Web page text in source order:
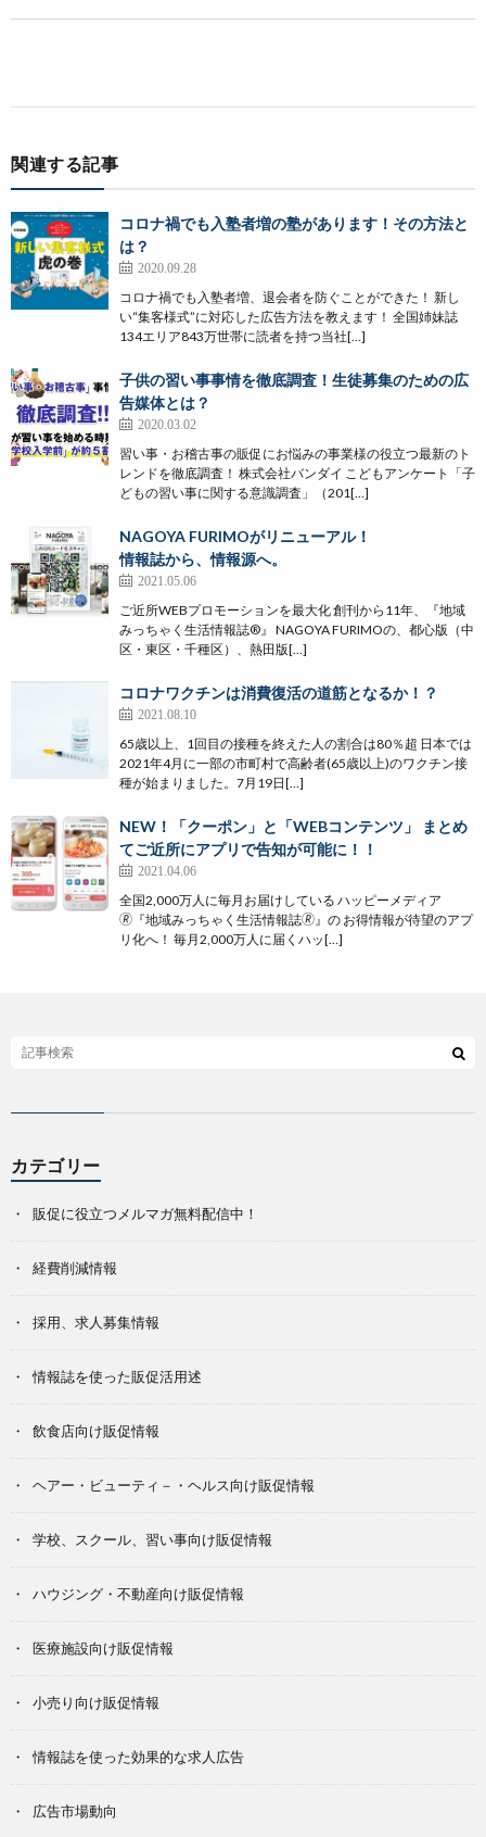
関連する記事
コロナ禍でも入塾者増の塾があります！その方法と
は？
2020.09.28
コロナ禍でも入塾者増、退会者を防ぐことができた！ 新し
い“集客様式”に対応した広告方法を教えます！ 全国姉妹誌
134エリア843万世帯に読者を持つ当社[…]
子供の習い事事情を徹底調査！生徒募集のための広
告媒体とは？
2020.03.02
習い事・お稽古事の販促にお悩みの事業様の役立つ最新のト
レンドを徹底調査！ 株式会社バンダイ こどもアンケート「子
どもの習い事に関する意識調査」（201[…]
NAGOYA FURIMOがリニューアル！
情報誌から、情報源へ。
2021.05.06
ご近所WEBプロモーションを最大化 創刊から11年、『地域
みっちゃく生活情報誌®』 NAGOYA FURIMOの、都心版（中
区・東区・千種区）、熱田版[…]
コロナワクチンは消費復活の道筋となるか！？
2021.08.10
65歳以上、1回目の接種を終えた人の割合は80％超 日本では
2021年4月に一部の市町村で高齢者(65歳以上)のワクチン接
種が始まりました。7月19日[…]
NEW！「クーポン」と「WEBコンテンツ」 まとめ
てご近所にアプリで告知が可能に！！
2021.04.06
全国2,000万人に毎月お届けしている ハッピーメディア
🄬『地域みっちゃく生活情報誌🄬』の お得情報が待望のアプ
リ化へ！ 毎月2,000万人に届くハッ[…]
カテゴリー
販促に役立つメルマガ無料配信中！
経費削減情報
採用、求人募集情報
情報誌を使った販促活用述
飲食店向け販促情報
ヘアー・ビューティ－・ヘルス向け販促情報
学校、スクール、習い事向け販促情報
ハウジング・不動産向け販促情報
医療施設向け販促情報
小売り向け販促情報
情報誌を使った効果的な求人広告
広告市場動向